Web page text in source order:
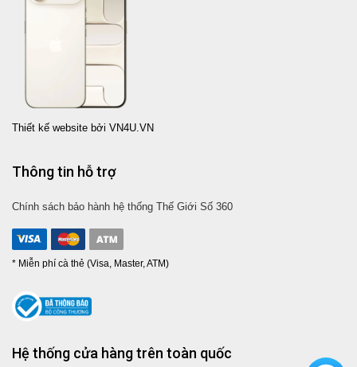
Thiết kế website bởi VN4U.VN
Thông tin hỗ trợ
Chính sách bảo hành hệ thống Thế Giới Số 360
* Miễn phí cà thẻ (Visa, Master, ATM)
Hệ thống cửa hàng trên toàn quốc